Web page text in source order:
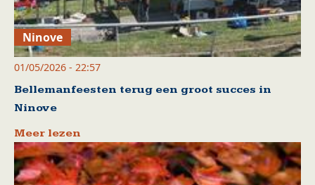
Ninove
01/05/2026 - 22:57
Bellemanfeesten terug een groot succes in
Ninove
Meer lezen